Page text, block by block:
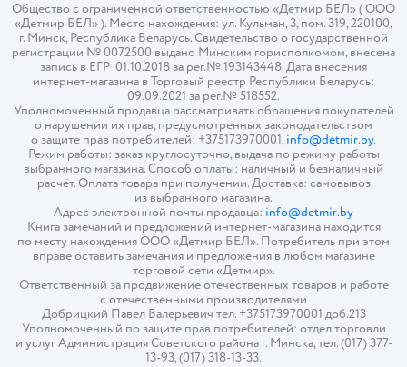
Общество с ограниченной ответственностью «Детмир БЕЛ» ( ООО
«Детмир БЕЛ» ). Место нахождения: ул. Кульман, 3, пом. 319, 220100,
г. Минск, Республика Беларусь. Свидетельство о государственной
регистрации № 0072500 выдано Минским горисполкомом, внесена
запись в ЕГР 01.10.2018 за рег.№ 193143448. Дата внесения
интернет-магазина в Торговый реестр Республики Беларусь:
09.09.2021 за рег.№ 518552.
Уполномоченный продавца рассматривать обращения покупателей
о нарушении их прав, предусмотренных законодательством
о защите прав потребителей: +375173970001,info@detmir.by.
Режим работы: заказ круглосуточно, выдача по режиму работы
выбранного магазина. Способ оплаты: наличный и безналичный
расчёт. Оплата товара при получении. Доставка: самовывоз
из выбранного магазина.
Адрес электронной почты продавца: info@detmir.by
Книга замечаний и предложений интернет-магазина находится
по месту нахождения ООО «Детмир БЕЛ». Потребитель при этом
вправе оставить замечания и предложения в любом магазине
торговой сети «Детмир».
Ответственный за продвижение отечественных товаров и работе
с отечественными производителями
Добрицкий Павел Валерьевич тел. +375173970001 доб.213
Уполномоченный по защите прав потребителей: отдел торговли
и услуг Администрация Советского района г. Минска, тел. (017) 377-
13-93, (017) 318-13-33.